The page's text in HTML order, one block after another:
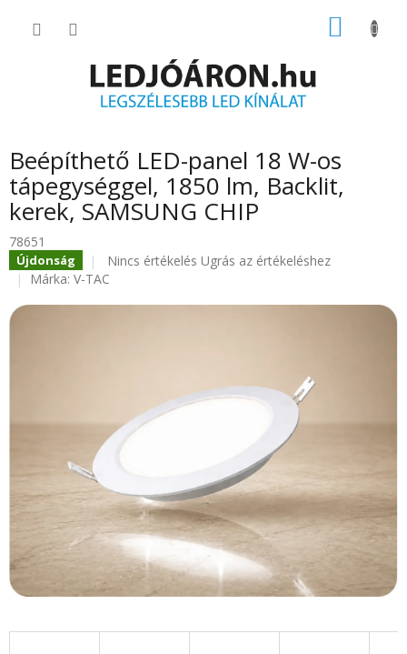
KOSÁR
Beépíthető LED-panel 18 W-os
tápegységgel, 1850 lm, Backlit,
kerek, SAMSUNG CHIP
78651
Újdonság
A
termék
Nincs értékelés Ugrás az értékeléshez
Márka: V-TAC